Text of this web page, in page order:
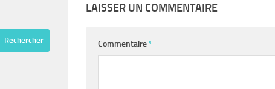
LAISSER UN COMMENTAIRE
Commentaire *